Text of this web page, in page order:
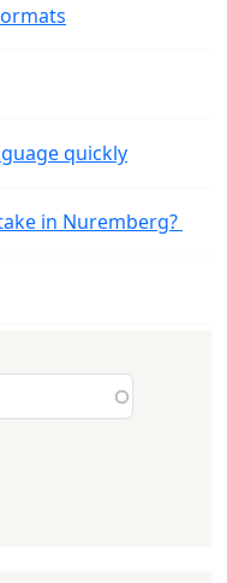
quickly
in Nuremberg?